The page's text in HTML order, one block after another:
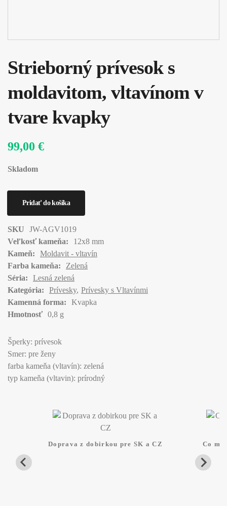
Strieborný prívesok s
moldavitom, vltavínom v
tvare kvapky
99,00 €
Skladom
SKU
JW-AGV1019
Veľkosť kameňa:
12x8 mm
Kameň:
Moldavit - vltavín
Farba kameňa:
Zelená
Séria:
Lesná zelená
Kategória:
Prívesky Prívesky s Vltavínmi
Kamenná forma:
Kvapka
Hmotnosť 0,8 g
Šperky: prívesok
Smer: pre ženy
farba kameňa (vltavín): zelená
typ kameňa (vltavin): prírodný
Doprava z dobirkou pre SK a CZ Co